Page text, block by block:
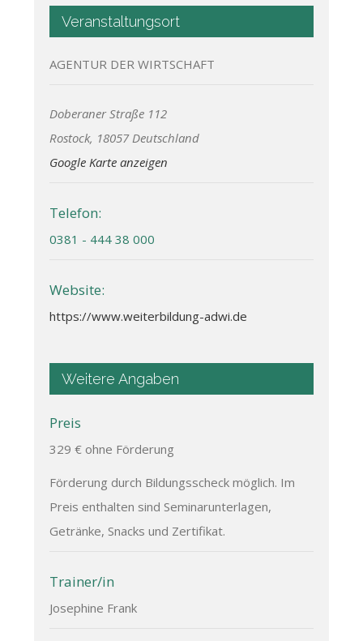
Veranstaltungsort
AGENTUR DER WIRTSCHAFT
Doberaner Straße 112
Rostock, 18057 Deutschland
Google Karte anzeigen
Telefon:
0381 - 444 38 000
Website:
https://www.weiterbildung-adwi.de
Weitere Angaben
Preis
329 € ohne Förderung
Förderung durch Bildungsscheck möglich. Im
Preis enthalten sind Seminarunterlagen,
Getränke, Snacks und Zertifikat.
Trainer/in
Josephine Frank